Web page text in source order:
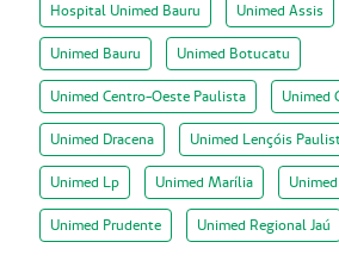
Hospital Unimed Bauru Unimed Assis
Unimed Bauru Unimed Botucatu
Unimed Centro-Oeste Paulista Unimed
Unimed Dracena Unimed Lençóis
Unimed Lp Unimed Marília
Unimed Prudente Unimed Regional Jaú